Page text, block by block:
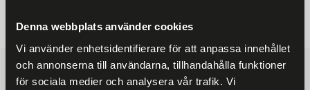
Denna webbplats använder cookies
Vi använder enhetsidentifierare för att anpassa innehållet
och annonserna till användarna, tillhandahålla funktioner
för sociala medier och analysera vår trafik. Vi
FRAKTFRITT
På alla ordrar över 2000 kr